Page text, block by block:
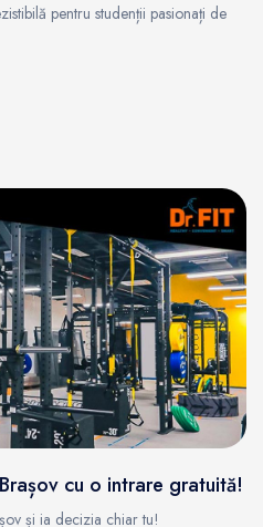
pentru studenții pasionați de
cu o intrare gratuită!
și ia decizia chiar tu!